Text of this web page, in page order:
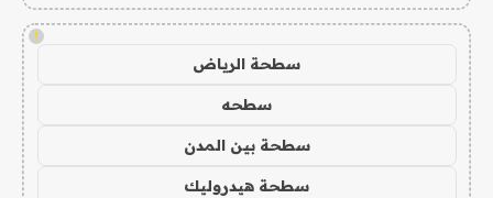
!
سطحة الرياض
سطحه
سطحة بين المدن
سطحة هيدروليك